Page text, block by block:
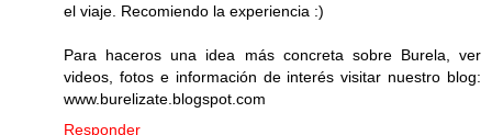
el viaje. Recomiendo la experiencia :)
Para haceros una idea más concreta sobre Burela, ver
videos, fotos e información de interés visitar nuestro blog:
www.burelizate.blogspot.com
Responder